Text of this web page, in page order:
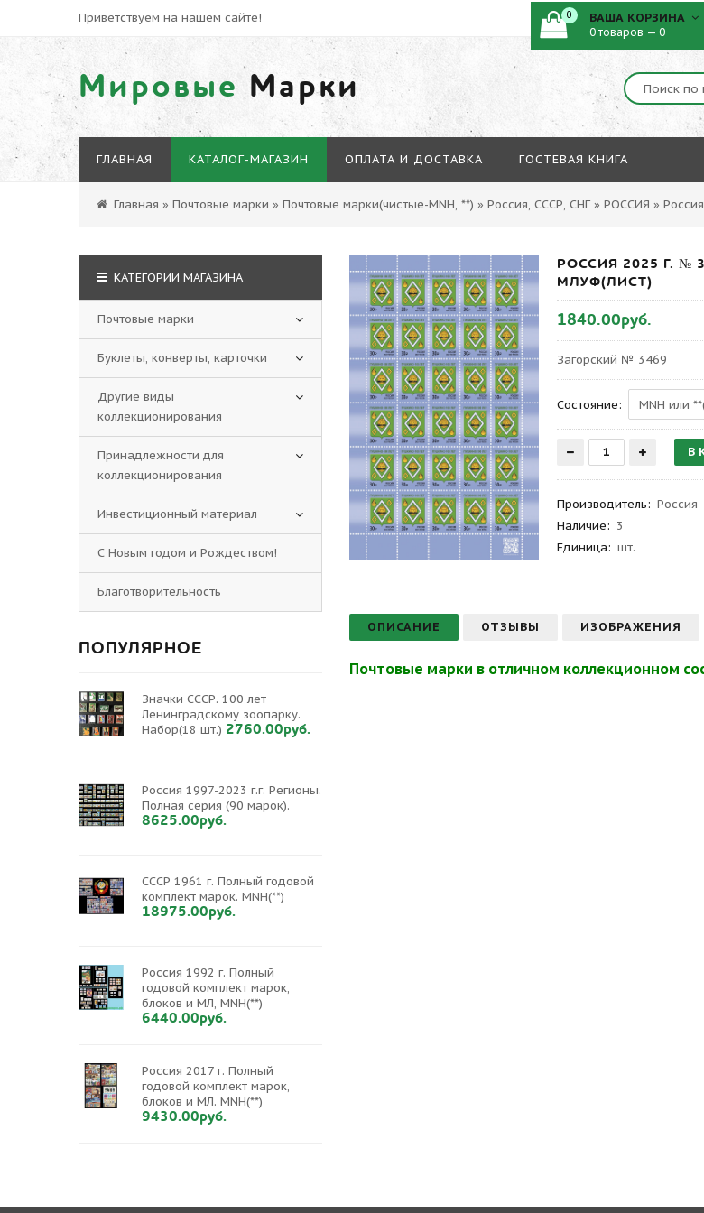
Приветствуем на нашем сайте!
Мировые Марки
0 ВАША КОРЗИНА
0 товаров — 0
ГЛАВНАЯ КАТАЛОГ-МАГАЗИН ОПЛАТА И ДОСТАВКА ГОСТЕВАЯ КНИГА
Главная » Почтовые марки » Почтовые марки(чистые-MNH, **) » Россия, СССР, СНГ » РОССИЯ »
РОССИЯ 2025 Г. №
МЛУФ(ЛИСТ)
1840.00руб.
Загорский № 3469
Состояние:
Производитель: Россия
Наличие: 3
Единица: шт.
ОПИСАНИЕ ОТЗЫВЫ ИЗОБРАЖЕНИЯ
Почтовые марки в отличном коллекционном
КАТЕГОРИИ МАГАЗИНА
Почтовые марки
Буклеты, конверты, карточки
Другие виды
коллекционирования
Принадлежности для
коллекционирования
Инвестиционный материал
С Новым годом и Рождеством!
Благотворительность
ПОПУЛЯРНОЕ
Значки СССР. 100 лет
Ленинградскому зоопарку.
Набор(18 шт.) 2760.00руб.
Россия 1997-2023 г.г. Регионы.
Полная серия (90 марок).
8625.00руб.
СССР 1961 г. Полный годовой
комплект марок. MNH(**)
18975.00руб.
Россия 1992 г. Полный
годовой комплект марок,
блоков и МЛ, MNH(**)
6440.00руб.
Россия 2017 г. Полный
годовой комплект марок,
блоков и МЛ. MNH(**)
9430.00руб.